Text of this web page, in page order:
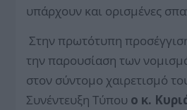
υπάρχουν και ορισμένες
Στην πρωτότυπη
την παρουσίαση των
στον σύντομο χαιρετισμό
Συνέντευξη Τύπου ο κ.